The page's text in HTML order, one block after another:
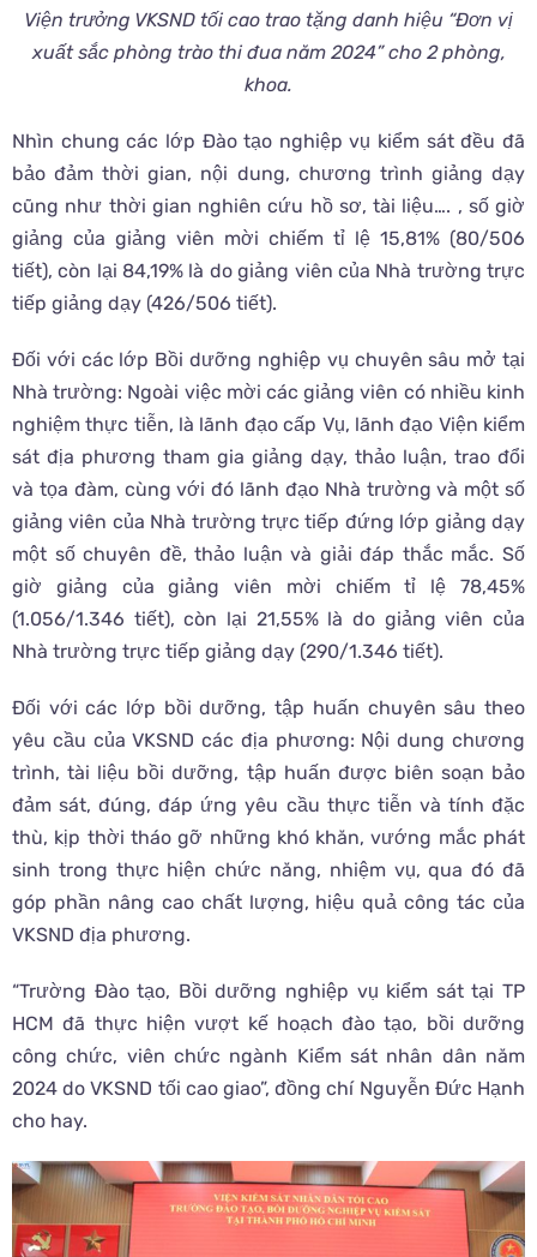
Viện trưởng VKSND tối cao trao tặng danh hiệu “Đơn vị
xuất sắc phòng trào thi đua năm 2024” cho 2 phòng,
khoa.
Nhìn chung các lớp Đào tạo nghiệp vụ kiểm sát đều đã
bảo đảm thời gian, nội dung, chương trình giảng dạy
cũng như thời gian nghiên cứu hồ sơ, tài liệu…. , số giờ
giảng của giảng viên mời chiếm tỉ lệ 15,81% (80/506
tiết), còn lại 84,19% là do giảng viên của Nhà trường trực
tiếp giảng dạy (426/506 tiết).
Đối với các lớp Bồi dưỡng nghiệp vụ chuyên sâu mở tại
Nhà trường: Ngoài việc mời các giảng viên có nhiều kinh
nghiệm thực tiễn, là lãnh đạo cấp Vụ, lãnh đạo Viện kiểm
sát địa phương tham gia giảng dạy, thảo luận, trao đổi
và tọa đàm, cùng với đó lãnh đạo Nhà trường và một số
giảng viên của Nhà trường trực tiếp đứng lớp giảng dạy
một số chuyên đề, thảo luận và giải đáp thắc mắc. Số
giờ giảng của giảng viên mời chiếm tỉ lệ 78,45%
(1.056/1.346 tiết), còn lại 21,55% là do giảng viên của
Nhà trường trực tiếp giảng dạy (290/1.346 tiết).
Đối với các lớp bồi dưỡng, tập huấn chuyên sâu theo
yêu cầu của VKSND các địa phương: Nội dung chương
trình, tài liệu bồi dưỡng, tập huấn được biên soạn bảo
đảm sát, đúng, đáp ứng yêu cầu thực tiễn và tính đặc
thù, kịp thời tháo gỡ những khó khăn, vướng mắc phát
sinh trong thực hiện chức năng, nhiệm vụ, qua đó đã
góp phần nâng cao chất lượng, hiệu quả công tác của
VKSND địa phương.
“Trường Đào tạo, Bồi dưỡng nghiệp vụ kiểm sát tại TP
HCM đã thực hiện vượt kế hoạch đào tạo, bồi dưỡng
công chức, viên chức ngành Kiểm sát nhân dân năm
2024 do VKSND tối cao giao”, đồng chí Nguyễn Đức Hạnh
cho hay.